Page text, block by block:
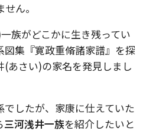
ん。
族がどこかに生き残ってい
集『寛政重脩諸家譜』を探
(あさい)の家名を発見しまし
したが、家康に仕えていた
三河浅井一族を紹介したいと